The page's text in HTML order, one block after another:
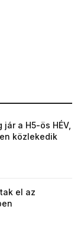
a H5-ös HÉV,
közlekedik
el az